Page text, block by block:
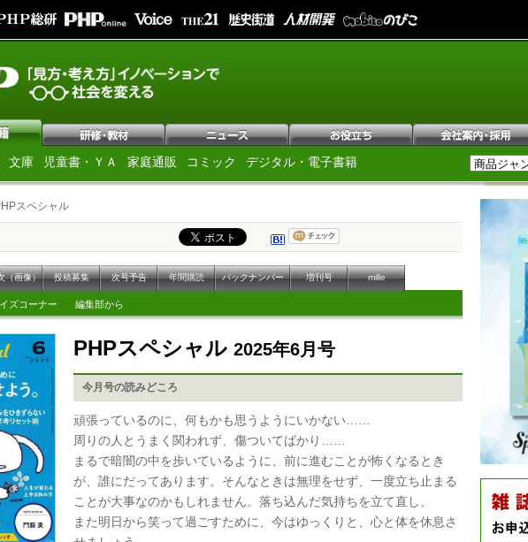
文庫 児童書・ＹＡ 家庭通販 コミック デジタル・電子書籍
スペシャル
（画像） 投稿募集 次号予告 年間購読 バックナンバー 増刊号 mille
ズコーナー 編集部から
PHPスペシャル 2025年6月号
今月号の読みどころ
頑張っているのに、何もかも思うようにいかない……
周りの人とうまく関われず、傷ついてばかり……
まるで暗闇の中を歩いているように、前に進むことが怖くなるとき
が、誰にだってあります。そんなときは無理をせず、一度立ち止まる
ことが大事なのかもしれません。落ち込んだ気持ちを立て直し、
また明日から笑って過ごすために、今はゆっくりと、心と体を休息さ